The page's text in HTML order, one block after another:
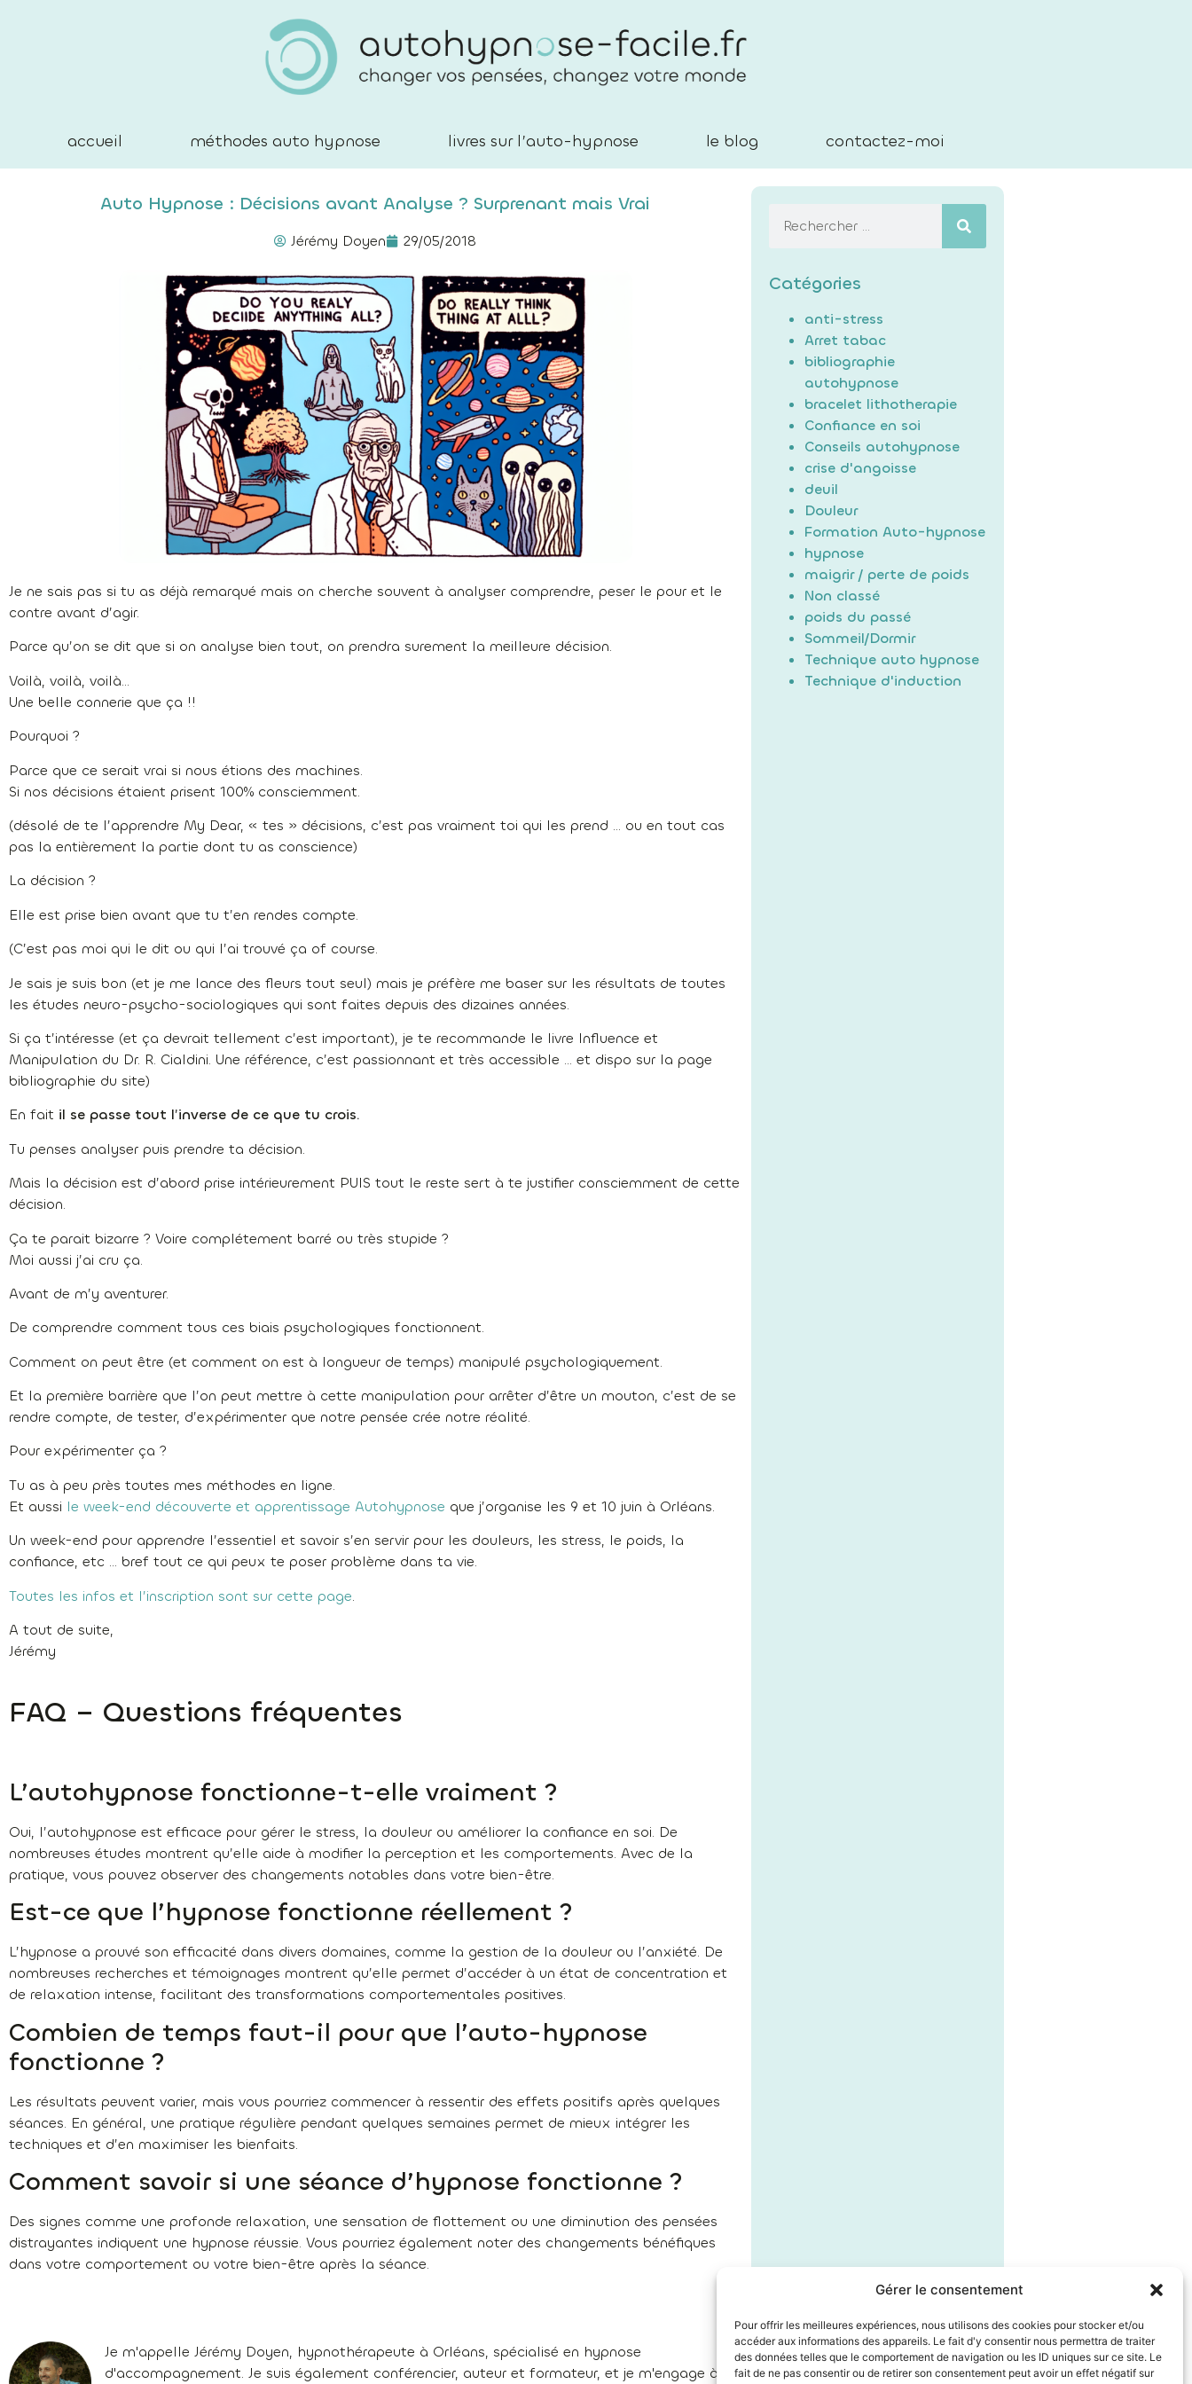
Gérer le consentement
Pour offrir les meilleures expériences, nous utilisons des cookies pour stocker et/ou
accéder aux informations des appareils. Le fait d'y consentir nous permettra de traiter
des données telles que le comportement de navigation ou les ID uniques sur ce site. Le
fait de ne pas consentir ou de retirer son consentement peut avoir un effet négatif sur
accueil méthodes auto hypnose livres sur l’auto-hypnose le blog contactez-moi
Auto Hypnose : Décisions avant Analyse ? Surprenant mais Vrai
Jérémy Doyen 29/05/2018
Je ne sais pas si tu as déjà remarqué mais on cherche souvent à analyser comprendre, peser le pour et le
contre avant d’agir.
Parce qu’on se dit que si on analyse bien tout, on prendra surement la meilleure décision.
Voilà, voilà, voilà…
Une belle connerie que ça !!
Pourquoi ?
Parce que ce serait vrai si nous étions des machines.
Si nos décisions étaient prisent 100% consciemment.
(désolé de te l’apprendre My Dear, « tes » décisions, c’est pas vraiment toi qui les prend … ou en tout cas
pas la entièrement la partie dont tu as conscience)
La décision ?
Elle est prise bien avant que tu t’en rendes compte.
(C’est pas moi qui le dit ou qui l’ai trouvé ça of course.
Je sais je suis bon (et je me lance des fleurs tout seul) mais je préfère me baser sur les résultats de toutes
les études neuro-psycho-sociologiques qui sont faites depuis des dizaines années.
Si ça t’intéresse (et ça devrait tellement c’est important), je te recommande le livre Influence et
Manipulation du Dr. R. Cialdini. Une référence, c’est passionnant et très accessible … et dispo sur la page
bibliographie du site)
En fait il se passe tout l’inverse de ce que tu crois.
Tu penses analyser puis prendre ta décision.
Mais la décision est d’abord prise intérieurement PUIS tout le reste sert à te justifier consciemment de cette
décision.
Ça te parait bizarre ? Voire complétement barré ou très stupide ?
Moi aussi j’ai cru ça.
Avant de m’y aventurer.
De comprendre comment tous ces biais psychologiques fonctionnent.
Comment on peut être (et comment on est à longueur de temps) manipulé psychologiquement.
Et la première barrière que l’on peut mettre à cette manipulation pour arrêter d’être un mouton, c’est de se
rendre compte, de tester, d’expérimenter que notre pensée crée notre réalité.
Pour expérimenter ça ?
Tu as à peu près toutes mes méthodes en ligne.
Et aussi le week-end découverte et apprentissage Autohypnose que j’organise les 9 et 10 juin à Orléans.
Un week-end pour apprendre l’essentiel et savoir s’en servir pour les douleurs, les stress, le poids, la
confiance, etc … bref tout ce qui peux te poser problème dans ta vie.
Toutes les infos et l’inscription sont sur cette page.
A tout de suite,
Jérémy
FAQ – Questions fréquentes
L’autohypnose fonctionne-t-elle vraiment ?
Oui, l’autohypnose est efficace pour gérer le stress, la douleur ou améliorer la confiance en soi. De
nombreuses études montrent qu’elle aide à modifier la perception et les comportements. Avec de la
pratique, vous pouvez observer des changements notables dans votre bien-être.
Est-ce que l’hypnose fonctionne réellement ?
L’hypnose a prouvé son efficacité dans divers domaines, comme la gestion de la douleur ou l’anxiété. De
nombreuses recherches et témoignages montrent qu’elle permet d’accéder à un état de concentration et
de relaxation intense, facilitant des transformations comportementales positives.
Combien de temps faut-il pour que l’auto-hypnose
fonctionne ?
Les résultats peuvent varier, mais vous pourriez commencer à ressentir des effets positifs après quelques
séances. En général, une pratique régulière pendant quelques semaines permet de mieux intégrer les
techniques et d’en maximiser les bienfaits.
Comment savoir si une séance d’hypnose fonctionne ?
Des signes comme une profonde relaxation, une sensation de flottement ou une diminution des pensées
distrayantes indiquent une hypnose réussie. Vous pourriez également noter des changements bénéfiques
dans votre comportement ou votre bien-être après la séance.
Je m'appelle Jérémy Doyen, hypnothérapeute à Orléans, spécialisé en hypnose
d'accompagnement. Je suis également conférencier, auteur et formateur, et je m'engage à
Catégories
anti-stress
Arret tabac
bibliographie
autohypnose
bracelet lithotherapie
Confiance en soi
Conseils autohypnose
crise d'angoisse
deuil
Douleur
Formation Auto-hypnose
hypnose
maigrir / perte de poids
Non classé
poids du passé
Sommeil/Dormir
Technique auto hypnose
Technique d'induction